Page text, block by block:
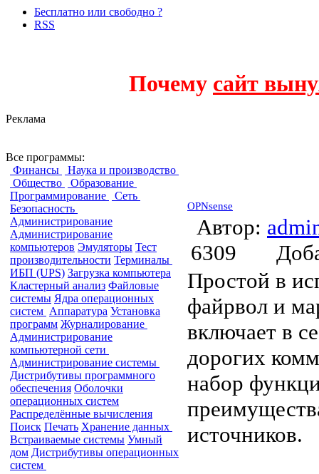
Бесплатно или свободно ?
RSS
Почему сайт
Реклама
Все программы:
Финансы
Наука и производство
Общество
Образование
Программирование
Сеть
Безопасность
Администрирование
Администрирование
компьютеров Эмуляторы Тест
производительности Терминалы
ИБП (UPS) Загрузка компьютера
Кластерный анализ Файловые
системы Ядра операционных
систем Аппаратура Установка
программ Журналирование
Администрирование
компьютерной сети
Администрирование системы
Дистрибутивы программного
обеспечения Оболочки
операционных систем
Распределённые вычисления
Поиск Печать Хранение данных
Встраиваемые системы Умный
дом Дистрибутивы операционных
систем
OPNsense
Автор:
6309
Простой в
файрвол и
включает в
дорогих
набор
источников.